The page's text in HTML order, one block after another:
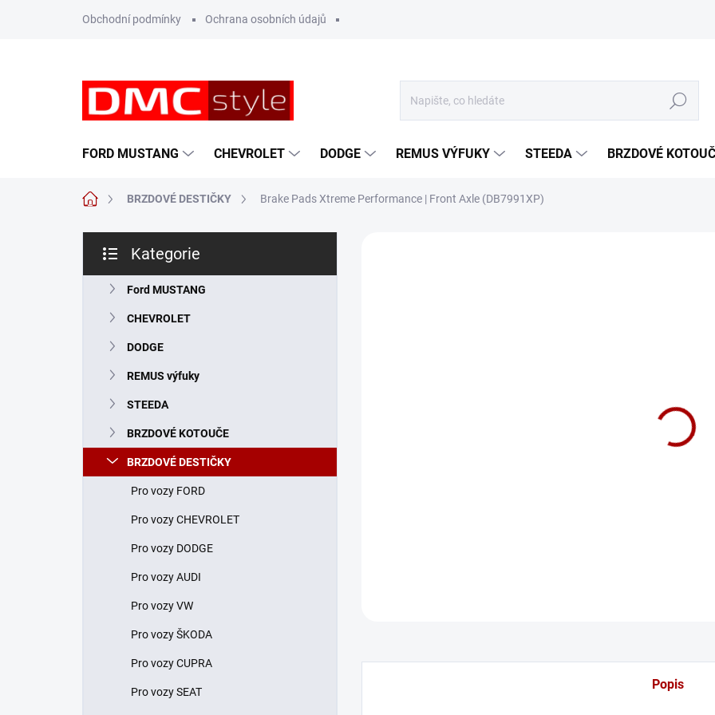
Obchodní podmínky Ochrana osobních údajů
Hledat
FORD MUSTANG CHEVROLET DODGE REMUS VÝFUKY STEEDA BRZDOVÉ
Domů BRZDOVÉ DESTIČKY Brake Pads Xtreme Performance | Front Axle (DB7991XP)
s
e
kategorie
Kategorie
Ford MUSTANG
CHEVROLET
DODGE
REMUS výfuky
STEEDA
BRZDOVÉ KOTOUČE
BRZDOVÉ DESTIČKY
Pro vozy FORD
Pro vozy CHEVROLET
Pro vozy DODGE
Pro vozy AUDI
Pro vozy VW
Pro vozy ŠKODA
Pro vozy CUPRA
Pro vozy SEAT Popis